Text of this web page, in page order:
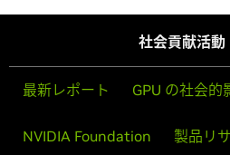
社会貢献活動
最新レポート GPU の社会的
NVIDIA Foundation 製品リ